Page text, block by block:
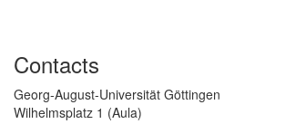
Contacts
Georg-August-Universität Göttingen
Wilhelmsplatz 1 (Aula)